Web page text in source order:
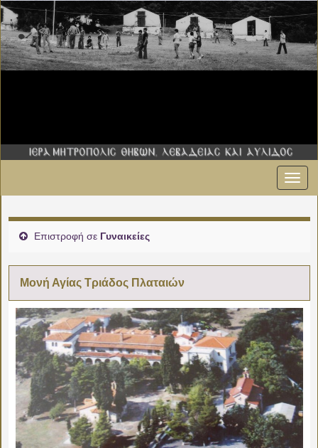
Επιστροφή σε Γυναικείες
Μονή Αγίας Τριάδος Πλαταιών